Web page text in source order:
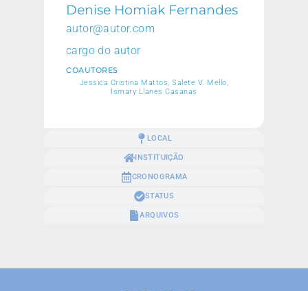
LOCAL
INSTITUIÇÃO
CRONOGRAMA
STATUS
ARQUIVOS
Denise Homiak Fernandes
autor@autor.com
cargo do autor
COAUTORES
Jessica Cristina Mattos, Salete V. Mello,
Ismary Llanes Casanas